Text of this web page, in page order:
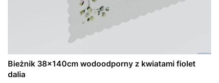
Bieżnik 38x140cm wodoodporny z kwiatami fiolet
dalia